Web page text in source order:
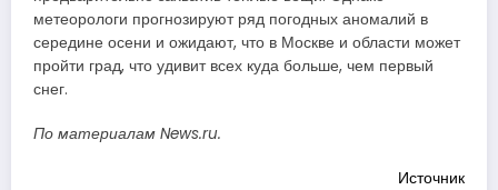
метеорологи прогнозируют ряд погодных аномалий в
середине осени и ожидают, что в Москве и области может
пройти град, что удивит всех куда больше, чем первый
снег.
По материалам News.ru.
Источник